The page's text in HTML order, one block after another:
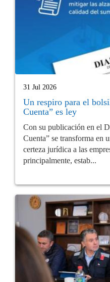
31 Jul 2026
Un respiro para el
Cuenta” es ley
Con su publicación en el
Cuenta” se transforma en
certeza jurídica a las
principalmente, estab...